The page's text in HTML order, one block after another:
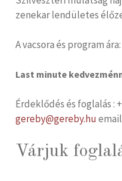
zenekar lendületes
A vacsora és program
Last minute
Érdeklődés és foglalás :
gereby@gereby.hu
Várjuk